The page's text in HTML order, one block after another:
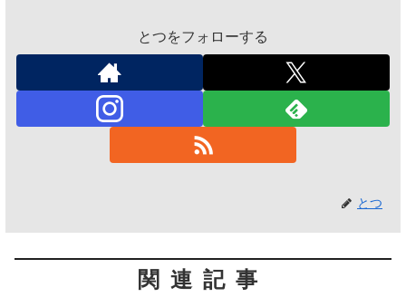
とつをフォローする
とつ
関連記事